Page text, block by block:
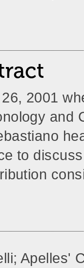
2001
and
to
Apelles'